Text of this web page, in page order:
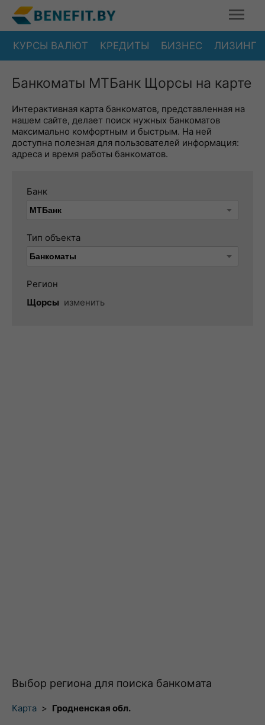
КУРСЫ ВАЛЮТ КРЕДИТЫ БИЗНЕС ЛИЗИНГ
Банкоматы МТБанк Щорсы на карте
Интерактивная карта банкоматов, представленная на
нашем сайте, делает поиск нужных банкоматов
максимально комфортным и быстрым. На ней
доступна полезная для пользователей информация:
адреса и время работы банкоматов.
Банк
Тип объекта
Регион
Щорсы изменить
Выбор региона для поиска банкомата
Карта > Гродненская обл.